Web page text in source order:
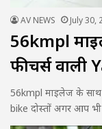
AV NEWS July 30,
56kmpl
फीचर्स वाली
56kmpl माइलेज के साथ
bike दोस्तों अगर आप भी